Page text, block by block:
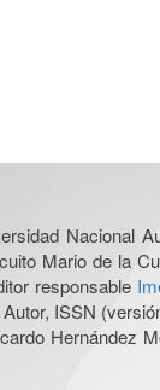
Nacional
Mario de la
responsable
ISSN
Hernández